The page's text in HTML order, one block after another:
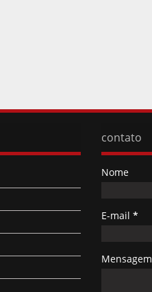
contato
Nome
E-mail *
Mensagem